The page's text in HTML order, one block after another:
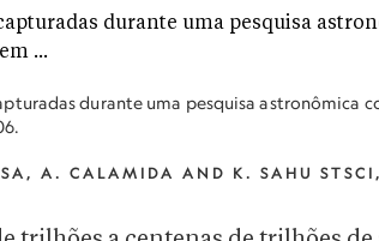
durante uma pesquisa astronômica
A. CALAMIDA AND K. SAHU